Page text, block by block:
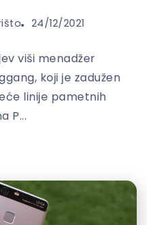
24/12/2021
viši menadžer
koji je zadužen
linije pametnih
P...